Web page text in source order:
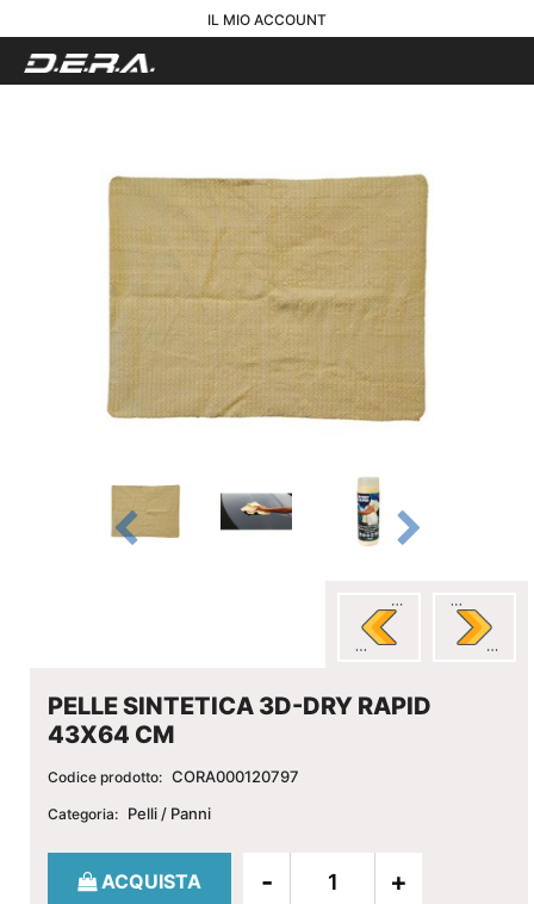
IL MIO ACCOUNT
PELLE SINTETICA 3D-DRY RAPID
43X64 CM
Codice prodotto: CORA000120797
Categoria: Pelli / Panni
Quantità
ACQUISTA